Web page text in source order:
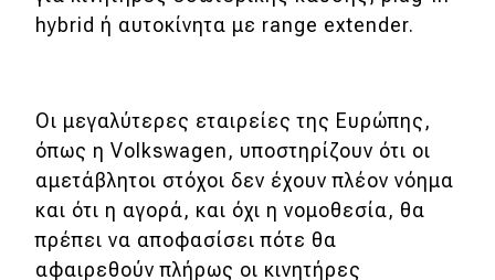
hybrid ή αυτοκίνητα με range extender.
Οι μεγαλύτερες εταιρείες της Ευρώπης,
όπως η Volkswagen, υποστηρίζουν ότι οι
αμετάβλητοι στόχοι δεν έχουν πλέον νόημα
και ότι η αγορά, και όχι η νομοθεσία, θα
πρέπει να αποφασίσει πότε θα
αφαιρεθούν πλήρως οι κινητήρες